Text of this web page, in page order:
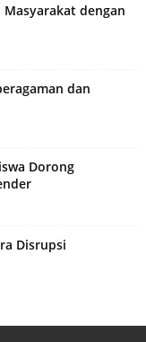
Masyarakat dengan
dan
Dorong
Disrupsi